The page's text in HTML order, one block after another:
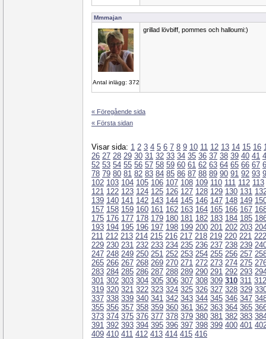
Mmmajan
Antal inlägg: 372
grillad lövbiff, pommes och halloumi:)
« Föregående sida
« Första sidan
Visar sida: 1 2 3 4 5 6 7 8 9 10 11 12 13 14 15 16
26 27 28 29 30 31 32 33 34 35 36 37 38 39 40 41
52 53 54 55 56 57 58 59 60 61 62 63 64 65 66 67
78 79 80 81 82 83 84 85 86 87 88 89 90 91 92 93
102 103 104 105 106 107 108 109 110 111 112 113
121 122 123 124 125 126 127 128 129 130 131
139 140 141 142 143 144 145 146 147 148 149
157 158 159 160 161 162 163 164 165 166 167
175 176 177 178 179 180 181 182 183 184 185
193 194 195 196 197 198 199 200 201 202 203
211 212 213 214 215 216 217 218 219 220 221 222
229 230 231 232 233 234 235 236 237 238 239
247 248 249 250 251 252 253 254 255 256 257
265 266 267 268 269 270 271 272 273 274 275
283 284 285 286 287 288 289 290 291 292 293
301 302 303 304 305 306 307 308 309 310 311 312
319 320 321 322 323 324 325 326 327 328 329
337 338 339 340 341 342 343 344 345 346 347
355 356 357 358 359 360 361 362 363 364 365
373 374 375 376 377 378 379 380 381 382 383
391 392 393 394 395 396 397 398 399 400 401
409 410 411 412 413 414 415 416